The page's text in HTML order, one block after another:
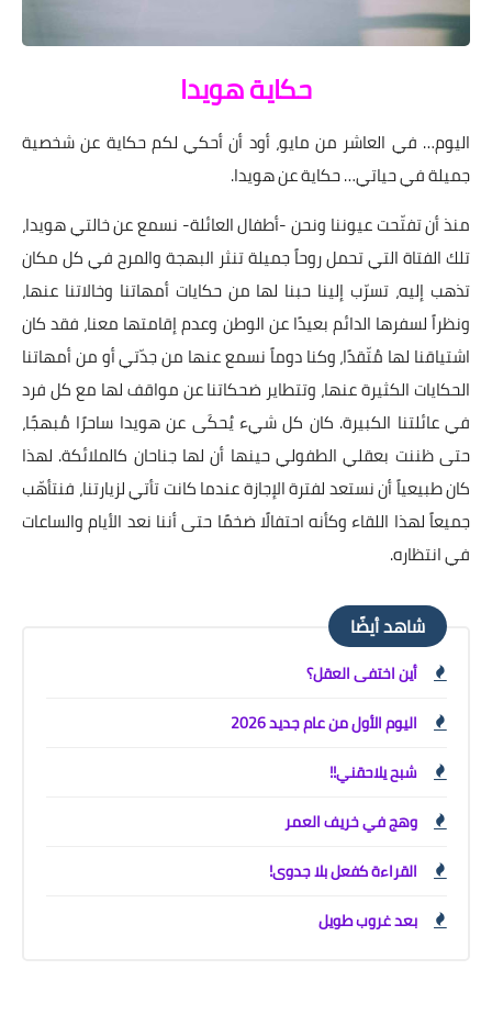
حكاية هويدا
اليوم… في العاشر من مايو، أود أن أحكي لكم حكاية عن شخصية
جميلة في حياتي… حكاية عن هويدا.
منذ أن تفتّحت عيوننا ونحن -أطفال العائلة- نسمع عن خالتي هويدا،
تلك الفتاة التي تحمل روحاً جميلة تنثر البهجة والمرح في كل مكان
تذهب إليه، تسرّب إلينا حبنا لها من حكايات أمهاتنا وخالاتنا عنها،
ونظراً لسفرها الدائم بعيدًا عن الوطن وعدم إقامتها معنا، فقد كان
اشتياقنا لها مُتّقدًا، وكنا دوماً نسمع عنها من جدّتي أو من أمهاتنا
الحكايات الكثيرة عنها، وتتطاير ضحكاتنا عن مواقف لها مع كل فرد
في عائلتنا الكبيرة. كان كل شيء يُحكَى عن هويدا ساحرًا مُبهجًا،
حتى ظننت بعقلي الطفولي حينها أن لها جناحان كالملائكة. لهذا
كان طبيعياً أن نستعد لفترة الإجازة عندما كانت تأتي لزيارتنا، فنتأهّب
جميعاً لهذا اللقاء وكأنه احتفالًا ضخمًا حتى أننا نعد الأيام والساعات
في انتظاره.
شاهد أيضًا
أين اختفى العقل؟
اليوم الأول من عام جديد 2026
شبح يلاحقني!!
وهج في خريف العمر
القراءة كفعل بلا جدوى!
بعد غروب طويل